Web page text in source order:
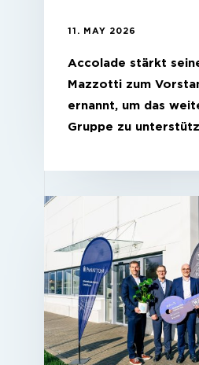
11. MAY 2026
Accolade stärkt
Mazzotti zum
ernannt, um das
Gruppe zu